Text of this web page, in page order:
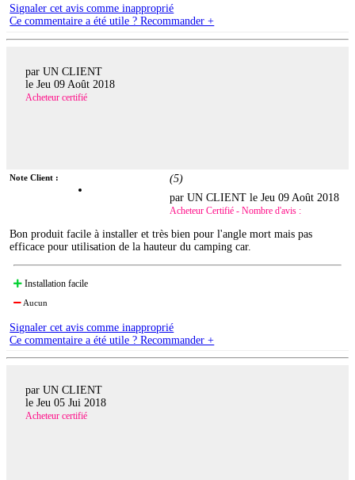
Signaler cet avis comme inapproprié
Ce commentaire a été utile ? Recommander +
par UN CLIENT
le Jeu 09 Août 2018
Acheteur certifié
Note Client : (5)
par UN CLIENT leJeu 09 Août 2018
Acheteur Certifié - Nombre d'avis :
Bon produit facile à installer et très bien pour l'angle mort mais pas
efficace pour utilisation de la hauteur du camping car.
Installation facile
Aucun
Signaler cet avis comme inapproprié
Ce commentaire a été utile ? Recommander +
par UN CLIENT
le Jeu 05 Jui 2018
Acheteur certifié